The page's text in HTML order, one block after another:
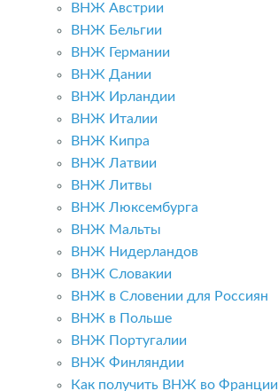
ВНЖ Австрии
ВНЖ Бельгии
ВНЖ Германии
ВНЖ Дании
ВНЖ Ирландии
ВНЖ Италии
ВНЖ Кипра
ВНЖ Латвии
ВНЖ Литвы
ВНЖ Люксембурга
ВНЖ Мальты
ВНЖ Нидерландов
ВНЖ Словакии
ВНЖ в Словении для Россиян
ВНЖ в Польше
ВНЖ Португалии
ВНЖ Финляндии
Как получить ВНЖ во Франции